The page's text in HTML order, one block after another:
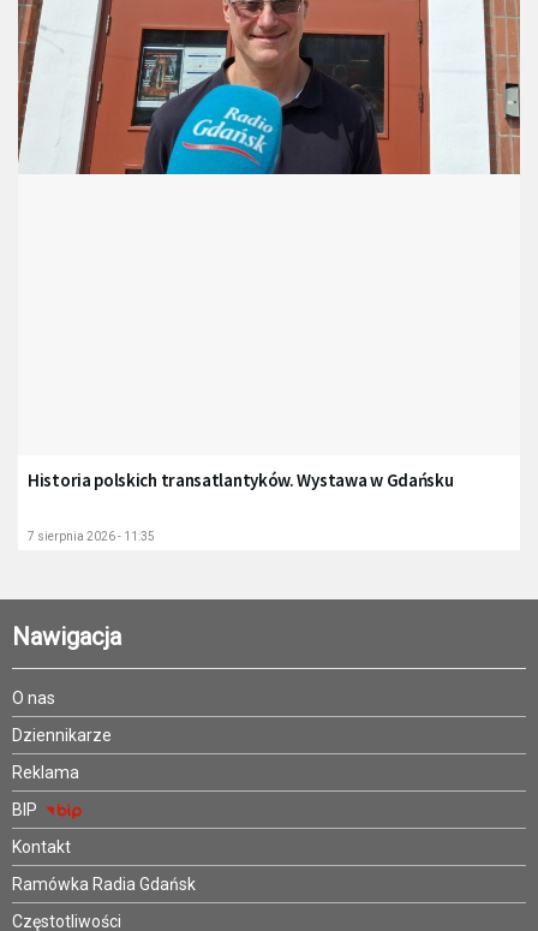
Historia polskich transatlantyków. Wystawa w Gdańsku
7 sierpnia 2026 - 11:35
Nawigacja
O nas
Dziennikarze
Reklama
BIP
Kontakt
Ramówka Radia Gdańsk
Częstotliwości